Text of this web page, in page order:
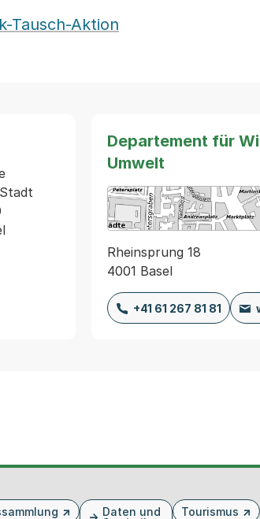
Tausch-Aktion
Departement für
Umwelt
Rheinsprung 18
4001 Basel
+41 61 267 81 81
Daten und
Tourismus